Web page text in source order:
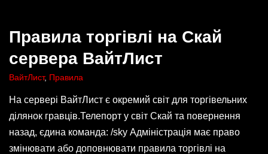
Правила торгівлі на Скай
сервера ВайтЛист
ВайтЛист, Правила
На сервері ВайтЛист є окремий світ для торгівельних
ділянок гравців.Телепорт у світ Скай та повернення
назад, єдина команда: /sky Адміністрація має право
змінювати або доповнювати правила торгівлі на